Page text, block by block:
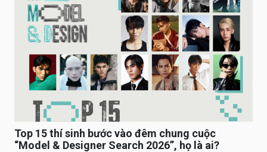
Top 15 thí sinh bước vào đêm chung cuộc
“Model & Designer Search 2026”, họ là ai?